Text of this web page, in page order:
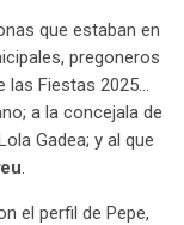
que estaban en
pregoneros
las Fiestas 2025…
a la concejala de
Gadea; y al que
.
el perfil de Pepe,